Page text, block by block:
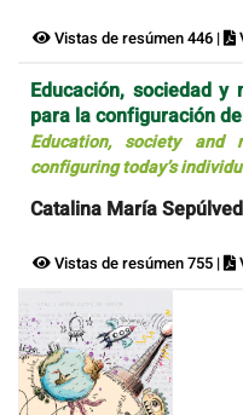
Vistas de resúmen 446 |
Educación, sociedad y
para la configuración
Education, society
configuring today’s
Catalina María
Vistas de resúmen 755 |